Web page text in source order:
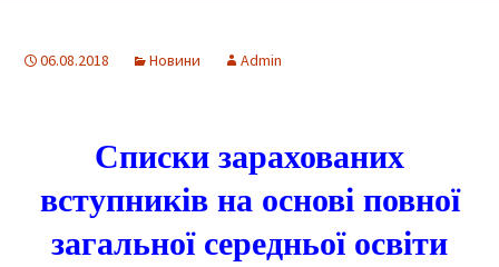
06.08.2018 Новини Admin
Списки зарахованих
вступників на основі повної
загальної середньої освіти